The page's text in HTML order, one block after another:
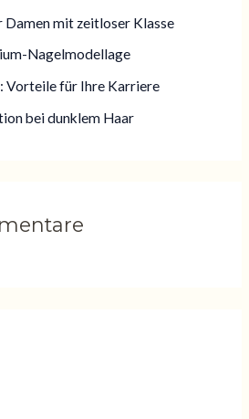
mit zeitloser Klasse
Nagelmodellage
Vorteile für Ihre Karriere
bei dunklem Haar